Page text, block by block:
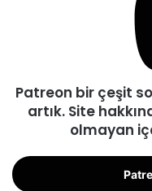
Patreon bir çeşit
artık. Site
olmayan